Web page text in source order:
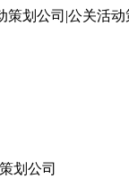
划公司|公关活
划公司